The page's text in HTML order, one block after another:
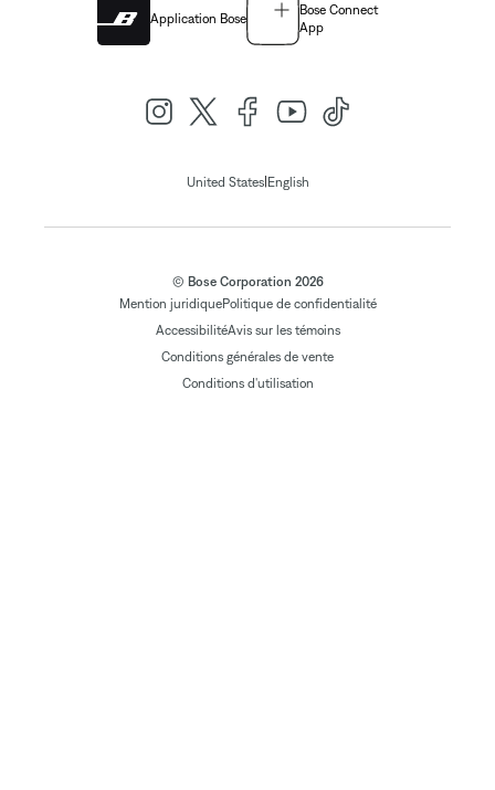
Application Bose
Bose Connect
App
United States| English
© Bose Corporation 2026
Mention juridiquePolitique de confidentialité
AccessibilitéAvis sur les témoins
Conditions générales de vente
Conditions d'utilisation